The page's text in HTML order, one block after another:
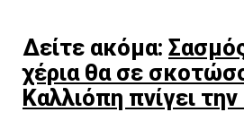
Δείτε ακόμα:
χέρια θα σε
Καλλιόπη πνίγει την